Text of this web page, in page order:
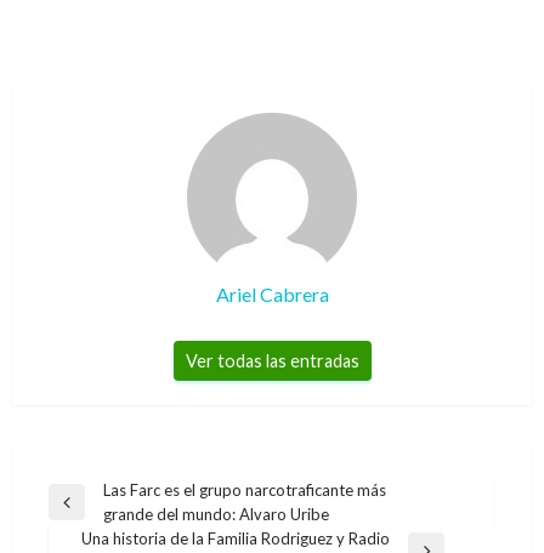
Ariel Cabrera
Ver todas las entradas
Navegación
Entrada
anterior
Las Farc es el grupo narcotraficante más
grande del mundo: Alvaro Uribe
Una historia de la Familia Rodriguez y Radio